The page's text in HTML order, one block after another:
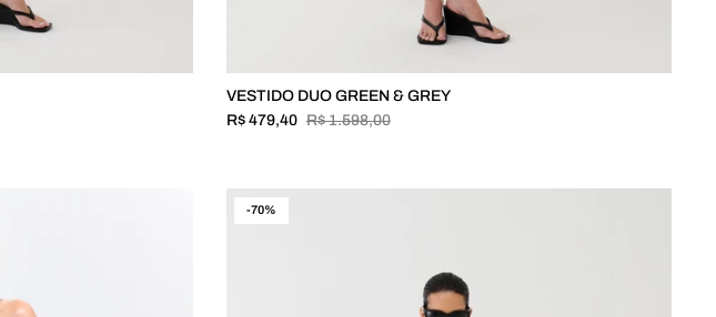
VESTIDO DUO GREEN & GREY
R$ 479,40 R$ 1.598,00
-70%